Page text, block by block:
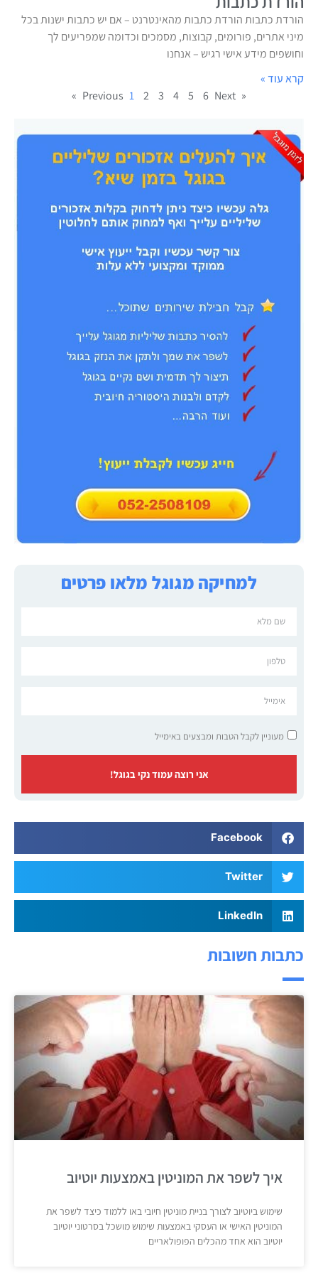
הורדת כתבות הורדת כתבות מהאינטרנט – אם יש כתבות ישנות בכל
מיני אתרים, פורומים, קבוצות, מסמכים וכדומה שמפריעים לך
וחושפים מידע אישי רגיש – אנחנו
קרא עוד »
« Previous
1 2 3 4 5 6 Next »
למחיקה מגוגל מלאו פרטים
מעוניין לקבל הטבות ומבצעים באימייל
אני רוצה עמוד נקי בגוגל!
Facebook
Twitter
LinkedIn
כתבות חשובות
איך לשפר את המוניטין באמצעות יוטיוב
שימוש ביוטיוב לצורך בניית מוניטין חיובי באו ללמוד כיצד לשפר את
המוניטין האישי או העסקי באמצעות שימוש מושכל בסרטוני יוטיוב
יוטיוב הוא אחד מהכלים הפופולאריים